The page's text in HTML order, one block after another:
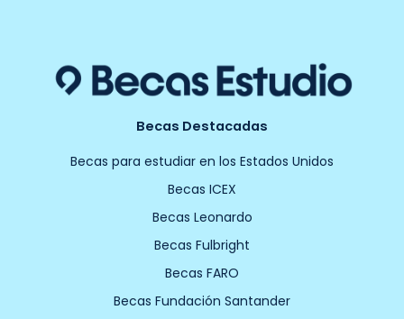
Becas Destacadas
Becas para estudiar en los Estados Unidos
Becas ICEX
Becas Leonardo
Becas Fulbright
Becas FARO
Becas Fundación Santander